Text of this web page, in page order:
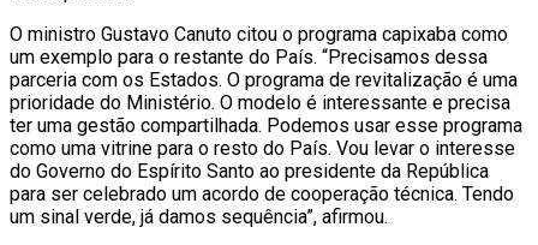
O ministro Gustavo Canuto citou o programa capixaba como
um exemplo para o restante do País. “Precisamos dessa
parceria com os Estados. O programa de revitalização é uma
prioridade do Ministério. O modelo é interessante e precisa
ter uma gestão compartilhada. Podemos usar esse programa
como uma vitrine para o resto do País. Vou levar o interesse
do Governo do Espírito Santo ao presidente da República
para ser celebrado um acordo de cooperação técnica. Tendo
um sinal verde, já damos sequência”, afirmou.